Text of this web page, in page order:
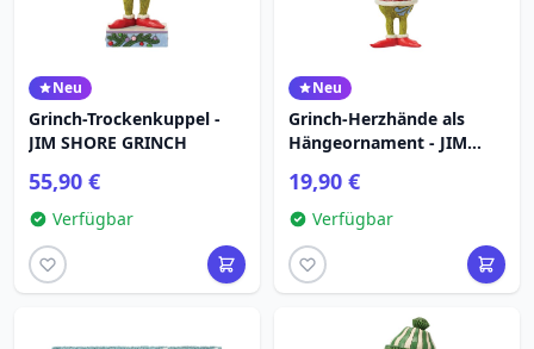
Neu
Grinch-Trockenkuppel -
JIM SHORE GRINCH
55,90 €
Verfügbar
Neu
Grinch-Herzhände als
Hängeornament - JIM
19,90 €
Verfügbar